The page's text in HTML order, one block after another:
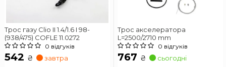
Трос газу Сlio II 1.4/1.6 I 98-
(938/475) COFLE 11.0272
0 відгуків
542 ₴ завтра
Трос акселератора
L=2500/2710 mm
0 відгуків
767 ₴ сьогодні